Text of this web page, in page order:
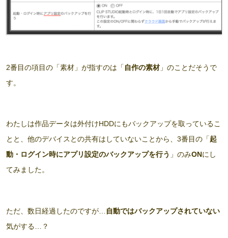
2番目の項目の「素材」が指すのは「 自作の素材」のことだそうで
す。
わたしは作品データは外付けHDDにもバックアップを取っているこ
とと、他のデバイスとの共有はしていないことから、3番目の「起
動・ログイン時にアプリ設定のバックアップを行う 」のみONにし
てみました。
ただ、数日経過したのですが…
自動ではバックアップされていない
気がする…？